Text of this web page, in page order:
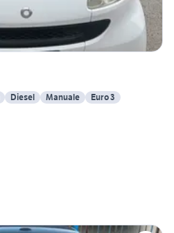
Diesel Manuale Euro 3